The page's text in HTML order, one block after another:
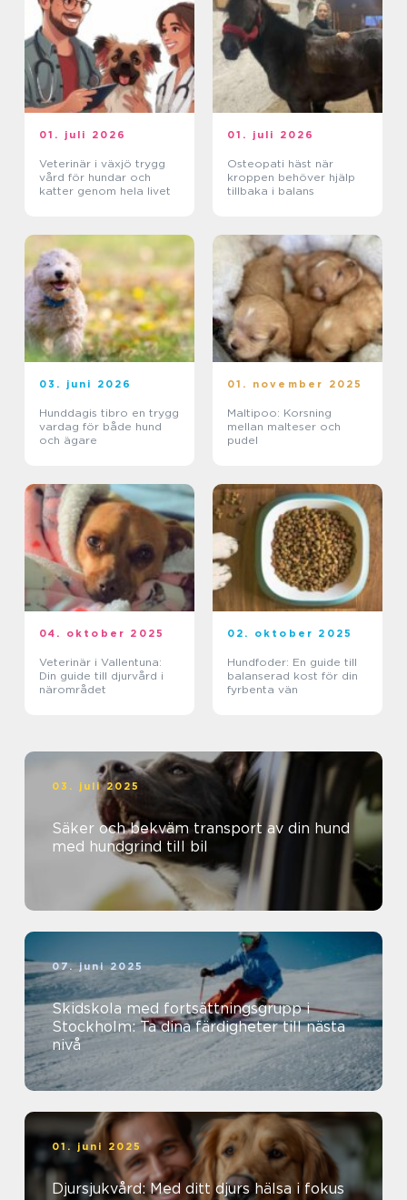
01. juli 2026
Veterinär i växjö trygg
vård för hundar och
katter genom hela livet
01. juli 2026
Osteopati häst när
kroppen behöver hjälp
tillbaka i balans
03. juni 2026
Hunddagis tibro en trygg
vardag för både hund
och ägare
01. november 2025
Maltipoo: Korsning
mellan malteser och
pudel
04. oktober 2025
Veterinär i Vallentuna:
Din guide till djurvård i
närområdet
02. oktober 2025
Hundfoder: En guide till
balanserad kost för din
fyrbenta vän
03. juli 2025
Säker och bekväm transport av din hund
med hundgrind till bil
07. juni 2025
Skidskola med fortsättningsgrupp i
Stockholm: Ta dina färdigheter till nästa
nivå
01. juni 2025
Djursjukvård: Med ditt djurs hälsa i fokus